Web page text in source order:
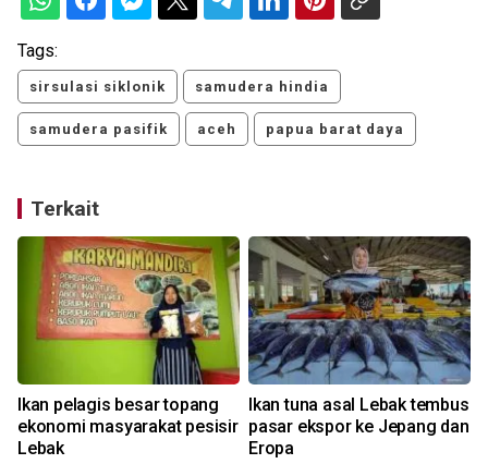
Tags:
sirsulasi siklonik samudera hindia
samudera pasifik aceh papua barat daya
Terkait
Ikan pelagis besar topang
ekonomi masyarakat pesisir
Lebak
Ikan tuna asal Lebak tembus
pasar ekspor ke Jepang dan
Eropa